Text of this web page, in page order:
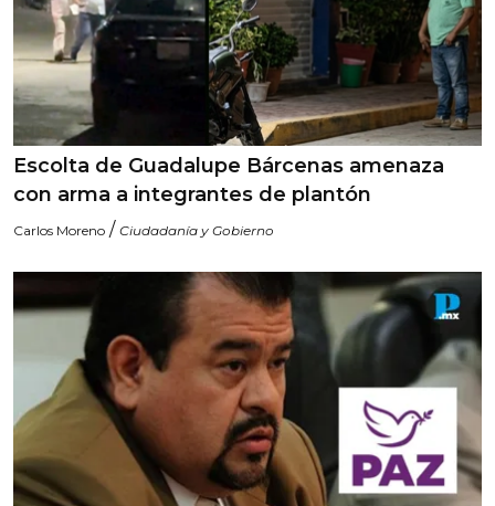
Escolta de Guadalupe Bárcenas amenaza
con arma a integrantes de plantón
Carlos Moreno / Ciudadanía y Gobierno